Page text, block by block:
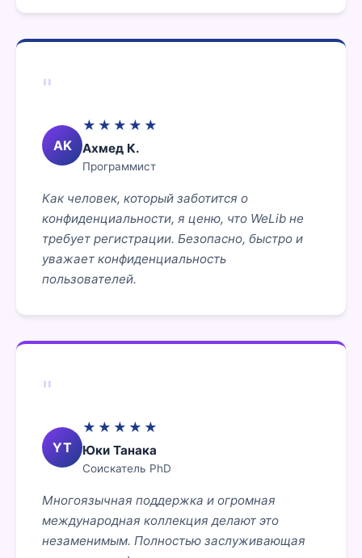
"
AK
★★★★★
Ахмед К.
Программист
Как человек, который заботится о
конфиденциальности, я ценю, что WeLib не
требует регистрации. Безопасно, быстро и
уважает конфиденциальность
пользователей.
"
YT
★★★★★
Юки Танака
Соискатель PhD
Многоязычная поддержка и огромная
международная коллекция делают это
незаменимым. Полностью заслуживающая